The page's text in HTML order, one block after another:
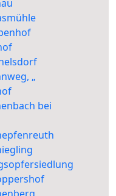
„
bei